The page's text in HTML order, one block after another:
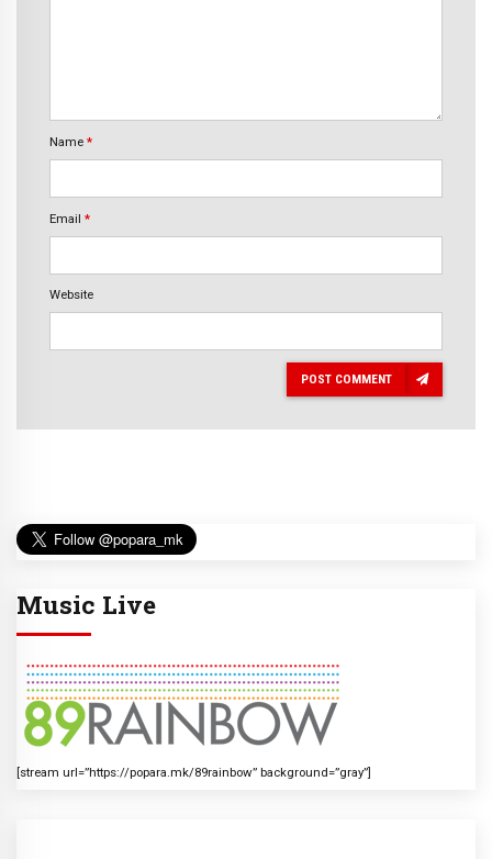
Name *
Email *
Website
POST COMMENT
Music Live
[stream url=”https://popara.mk/89rainbow” background=”gray”]